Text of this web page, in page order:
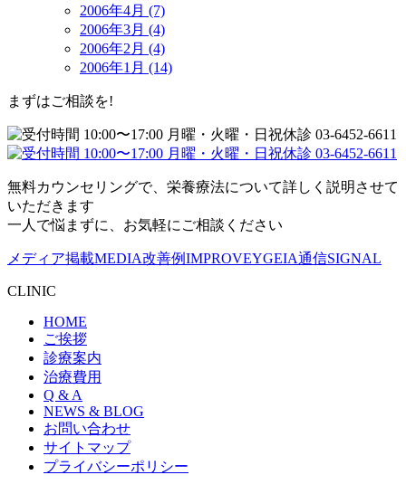
2006年4月 (7)
2006年3月 (4)
2006年2月 (4)
2006年1月 (14)
まずはご相談を!
無料カウンセリングで、栄養療法について詳しく説明させて
いただきます
一人で悩まずに、お気軽にご相談ください
メディア掲載MEDIA改善例IMPROVEYGEIA通信SIGNAL
CLINIC
HOME
ご挨拶
診療案内
治療費用
Q & A
NEWS & BLOG
お問い合わせ
サイトマップ
プライバシーポリシー